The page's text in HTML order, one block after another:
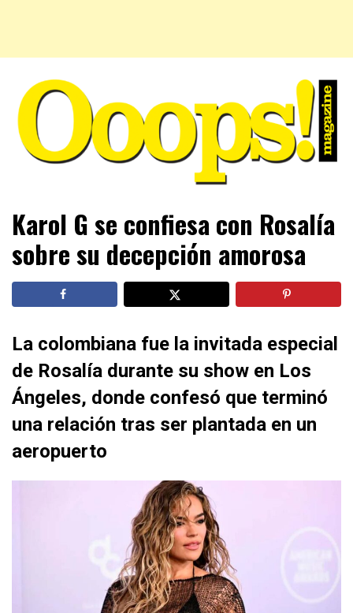
Ooops! Magazine
al tanto de las celebridades que sigues, todo a tu alcance
en un mismo lugar. Grupo Leferas™
Karol G se confiesa con Rosalía
sobre su decepción amorosa
La colombiana fue la invitada especial
de Rosalía durante su show en Los
Ángeles, donde confesó que terminó
una relación tras ser plantada en un
aeropuerto